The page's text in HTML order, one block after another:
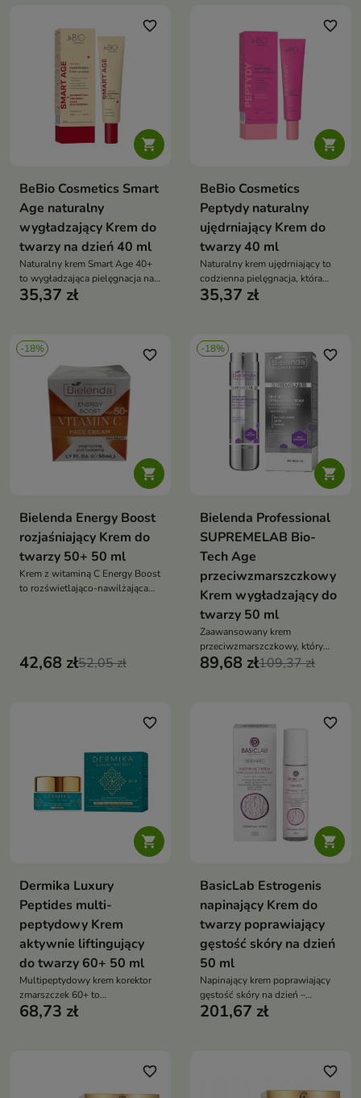

favorite_border
BeBio Cosmetics Smart
Age naturalny
wygładzający Krem do
twarzy na dzień 40 ml
Naturalny krem Smart Age 40+
to wygładzająca pielęgnacja na
dzień, która redukuje zmarszczki,
35,37 zł

favorite_border
BeBio Cosmetics
Peptydy naturalny
ujędrniający Krem do
twarzy 40 ml
Naturalny krem ujędrniający to
codzienna pielęgnacja, która
wygładza zmarszczki, poprawia
35,37 zł
-18%

favorite_border
Bielenda Energy Boost
rozjaśniający Krem do
twarzy 50+ 50 ml
Krem z witaminą C Energy Boost
to rozświetlająco-nawilżająca
42,68 zł52,05 zł
-18%

favorite_border
Bielenda Professional
SUPREMELAB Bio-
Tech Age
przeciwzmarszczkowy
Krem wygładzający do
twarzy 50 ml
Zaawansowany krem
przeciwzmarszczkowy, który
wygładza, ujędrnia i intensywnie
89,68 zł109,37 zł

favorite_border
Dermika Luxury
Peptides multi-
peptydowy Krem
aktywnie liftingujący
do twarzy 60+ 50 ml
Multipeptydowy krem korektor
zmarszczek 60+ to
zaawansowana pielęgnacja
68,73 zł

favorite_border
BasicLab Estrogenis
napinający Krem do
twarzy poprawiający
gęstość skóry na dzień
50 ml
Napinający krem poprawiający
gęstość skóry na dzień –
Estrogenis to zaawansowany
201,67 zł
favorite_border favorite_border